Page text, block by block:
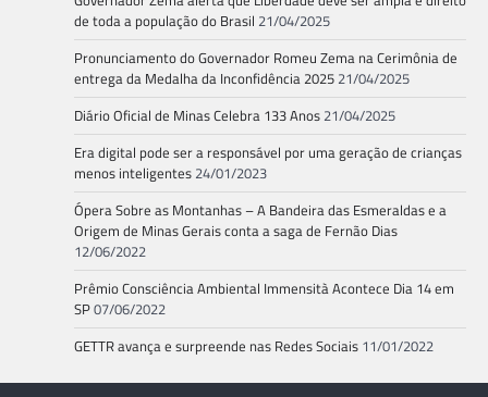
de toda a população do Brasil 21/04/2025
Pronunciamento do Governador Romeu Zema na Cerimônia de
entrega da Medalha da Inconfidência 2025 21/04/2025
Diário Oficial de Minas Celebra 133 Anos 21/04/2025
Era digital pode ser a responsável por uma geração de crianças
menos inteligentes 24/01/2023
Ópera Sobre as Montanhas – A Bandeira das Esmeraldas e a
Origem de Minas Gerais conta a saga de Fernão Dias
12/06/2022
Prêmio Consciência Ambiental Immensità Acontece Dia 14 em
SP07/06/2022
GETTR avança e surpreende nas Redes Sociais 11/01/2022